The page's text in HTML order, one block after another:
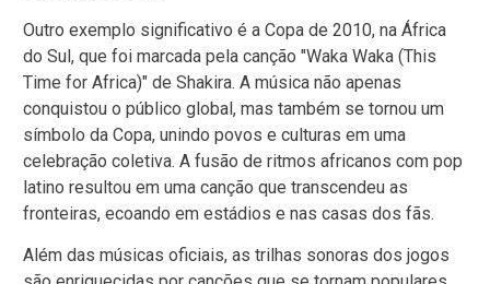
Outro exemplo significativo é a Copa de 2010, na África
do Sul, que foi marcada pela canção "Waka Waka (This
Time for Africa)" de Shakira. A música não apenas
conquistou o público global, mas também se tornou um
símbolo da Copa, unindo povos e culturas em uma
celebração coletiva. A fusão de ritmos africanos com pop
latino resultou em uma canção que transcendeu as
fronteiras, ecoando em estádios e nas casas dos fãs.
Além das músicas oficiais, as trilhas sonoras dos jogos